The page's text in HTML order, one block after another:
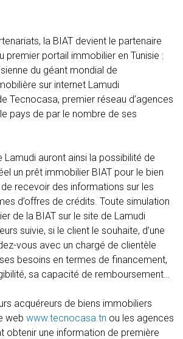
la BIAT devient le partenaire
premier portail immobilier en Tunisie :
du géant mondial de
sur internet Lamudi
Tecnocasa, premier réseau d’agences
pays de par le nombre de ses
Lamudi auront ainsi la possibilité de
un prêt immobilier BIAT pour le bien
recevoir des informations sur les
d’offres de crédits. Toute simulation
de la BIAT sur le site de Lamudi
suivie, si le client le souhaite, d’une
vous avec un chargé de clientèle
besoins en termes de financement,
sa capacité de remboursement…
acquéreurs de biens immobiliers
web www.tecnocasa.tn ou les agences
obtenir une information de première